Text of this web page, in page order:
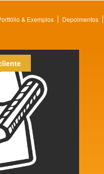
& Exemplos Depoimentos